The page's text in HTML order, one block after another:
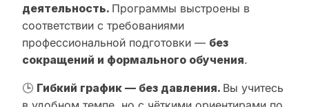
деятельность. Программы выстроены в
соответствии с требованиями
профессиональной подготовки — без
сокращений и формального обучения.
🕒 Гибкий график — без давления. Вы учитесь